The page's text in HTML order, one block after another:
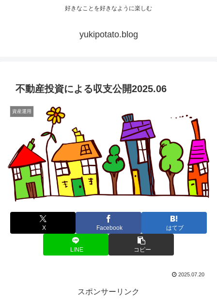
好きなことを好きなように楽しむ
yukipotato.blog
不動産投資による収支公開2025.06
資産運用
X Facebook はてブ
LINE コピー
2025.07.20
スポンサーリンク